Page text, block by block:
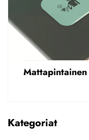
Kategoriat